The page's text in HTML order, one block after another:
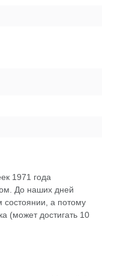
1971 года
До наших дней
а потому
(может достигать 10